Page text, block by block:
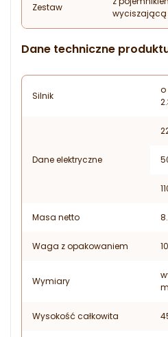
Zestaw
wyciszającą
Dane techniczne
Silnik
o
Dane elektryczne
Masa netto
Waga z opakowaniem
Wymiary
Wysokość całkowita